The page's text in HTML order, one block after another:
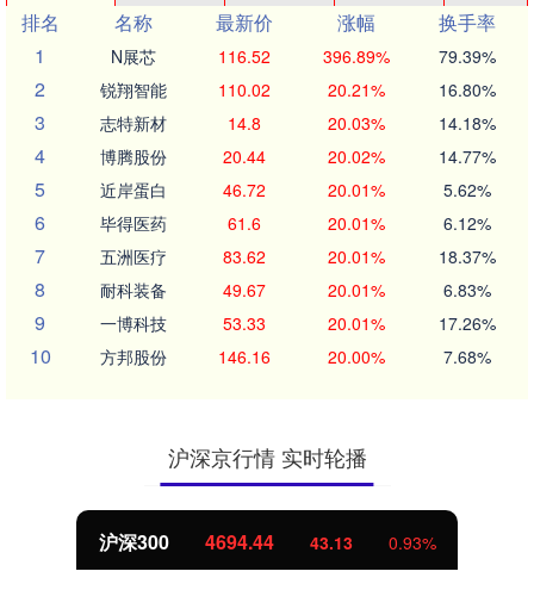
排名
名称 最新价 涨幅
换手率
1
N展芯 116.52 396.89% 79.39%
2 锐翔智能 110.02 20.21% 16.80%
3 志特新材 14.8 20.03% 14.18%
4 博腾股份 20.44 20.02% 14.77%
5 近岸蛋白 46.72 20.01% 5.62%
6 毕得医药 61.6 20.01% 6.12%
7 五洲医疗 83.62 20.01% 18.37%
8 耐科装备 49.67 20.01% 6.83%
9 一博科技 53.33 20.01% 17.26%
10 方邦股份 146.16 20.00% 7.68%
沪深京行情 实时轮播
北证50 1134.24 11.37 1.01%